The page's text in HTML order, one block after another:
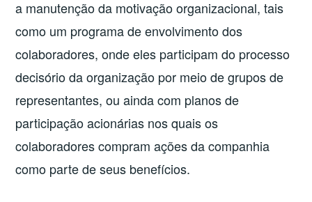
a manutenção da motivação organizacional, tais
como um programa de envolvimento dos
colaboradores, onde eles participam do processo
decisório da organização por meio de grupos de
representantes, ou ainda com planos de
participação acionárias nos quais os
colaboradores compram ações da companhia
como parte de seus benefícios.